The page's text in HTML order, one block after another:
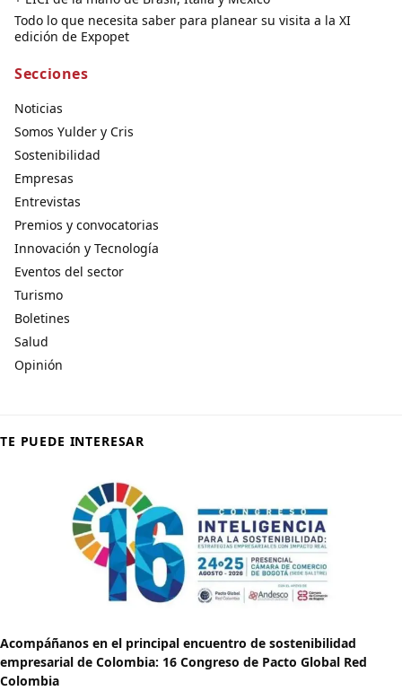
Todo lo que necesita saber para planear su visita a la XI
edición de Expopet
Secciones
Noticias
Somos Yulder y Cris
Sostenibilidad
Empresas
Entrevistas
Premios y convocatorias
Innovación y Tecnología
Eventos del sector
Turismo
Boletines
Salud
Opinión
TE PUEDE INTERESAR
Acompáñanos en el principal encuentro de sostenibilidad
empresarial de Colombia: 16 Congreso de Pacto Global Red
Colombia